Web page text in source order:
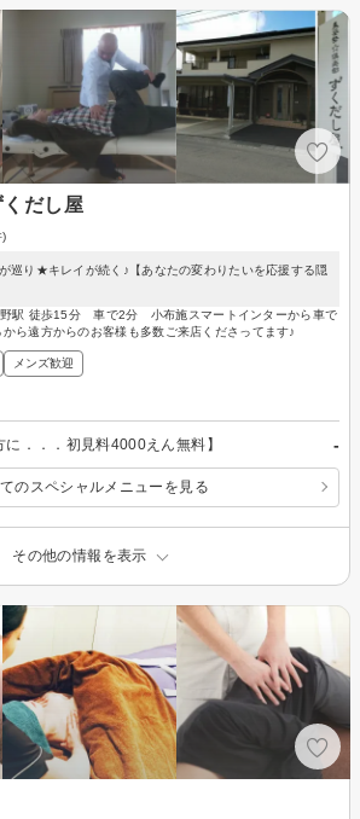
だし屋
)
り★キレイが続く♪【あなたの変わりたいを応援する隠
野駅 徒歩15分 車で2分 小布施スマートインターから車で
ら遠方からのお客様も多数ご来店くださってます♪
メンズ歓迎
に．．．初見料4000えん無料】 -
のスペシャルメニューを見る
その他の情報を表示